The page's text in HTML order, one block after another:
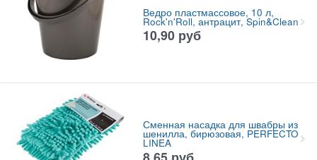
Ведро пластмассовое, 10 л,
Rock'n'Roll, антрацит, Spin&Clean
10,90 руб
Сменная насадка для швабры из
шенилла, бирюзовая, PERFECTO
LINEA